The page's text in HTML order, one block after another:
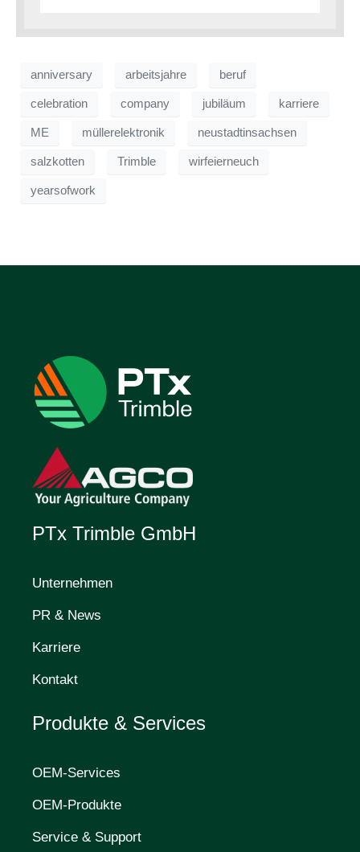
anniversary arbeitsjahre beruf
celebration company jubiläum karriere
ME müllerelektronik neustadtinsachsen
salzkotten Trimble wirfeierneuch
yearsofwork
PTx Trimble GmbH
Unternehmen
PR & News
Karriere
Kontakt
Produkte & Services
OEM-Services
OEM-Produkte
Service & Support